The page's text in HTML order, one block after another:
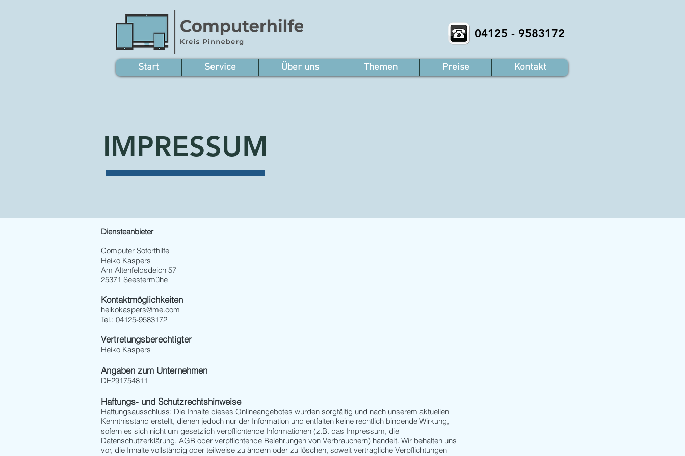
04125 - 9583172
Start Service Über uns Themen Preise Kontakt
IMPRESSUM
Diensteanbieter
Computer Soforthilfe
Heiko Kaspers
Am Altenfeldsdeich 57
25371 Seestermühe
Kontaktmöglichkeiten
heikokaspers@me.com
Tel.: 04125-9583172
Vertretungsberechtigter
Heiko Kaspers
Angaben zum Unternehmen
DE291754811
Haftungs- und Schutzrechtshinweise
Haftungsausschluss: Die Inhalte dieses Onlineangebotes wurden sorgfältig und nach unserem aktuellen
Kenntnisstand erstellt, dienen jedoch nur der Information und entfalten keine rechtlich bindende Wirkung,
sofern es sich nicht um gesetzlich verpflichtende Informationen (z.B. das Impressum, die
Datenschutzerklärung, AGB oder verpflichtende Belehrungen von Verbrauchern) handelt. Wir behalten uns
vor, die Inhalte vollständig oder teilweise zu ändern oder zu löschen, soweit vertragliche Verpflichtungen